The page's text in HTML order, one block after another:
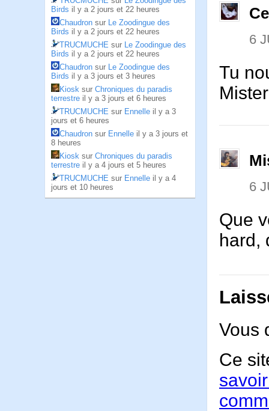
Birds il y a 2 jours et 22 heures
Chaudron sur Le Zoodingue des
Birds il y a 2 jours et 22 heures
TRUCMUCHE sur Le Zoodingue des
Birds il y a 2 jours et 22 heures
Chaudron sur Le Zoodingue des
Birds il y a 3 jours et 3 heures
Kiosk sur Chroniques du paradis
terrestre il y a 3 jours et 6 heures
TRUCMUCHE sur Ennelle il y a 3
jours et 6 heures
Chaudron sur Ennelle il y a 3 jours et
8 heures
Kiosk sur Chroniques du paradis
terrestre il y a 4 jours et 5 heures
TRUCMUCHE sur Ennelle il y a 4
jours et 10 heures
6
Tu
6
Que
hard,
Vous
Ce